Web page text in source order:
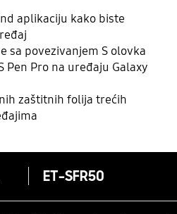
aplikaciju kako biste
sa povezivanjem S olovka
Pen Pro na uređaju Galaxy
zaštitnih folija trećih
ET-SFR50